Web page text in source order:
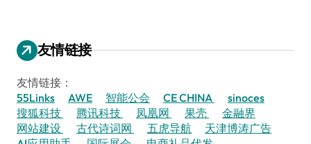
友情链接
友情链接：
55Links
AWE 智能公会 CE CHINA
sinoces
搜狐科技
腾讯科技 凤凰网 果壳
金融界
网站建设
古代诗词网 五虎导航
天津博涛广告